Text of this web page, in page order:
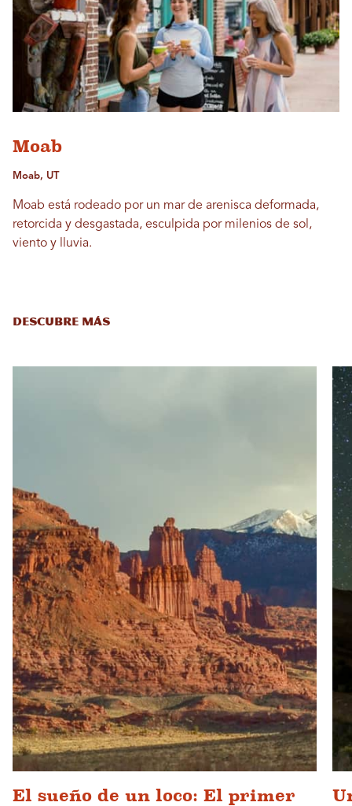
Moab
Moab, UT
Moab está rodeado por un mar de arenisca deformada,
retorcida y desgastada, esculpida por milenios de sol,
viento y lluvia.
DESCUBRE MÁS
El sueño de un loco: El primer